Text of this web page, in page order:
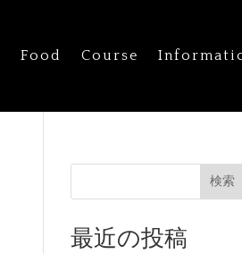
Food Course
検索
最近の投稿